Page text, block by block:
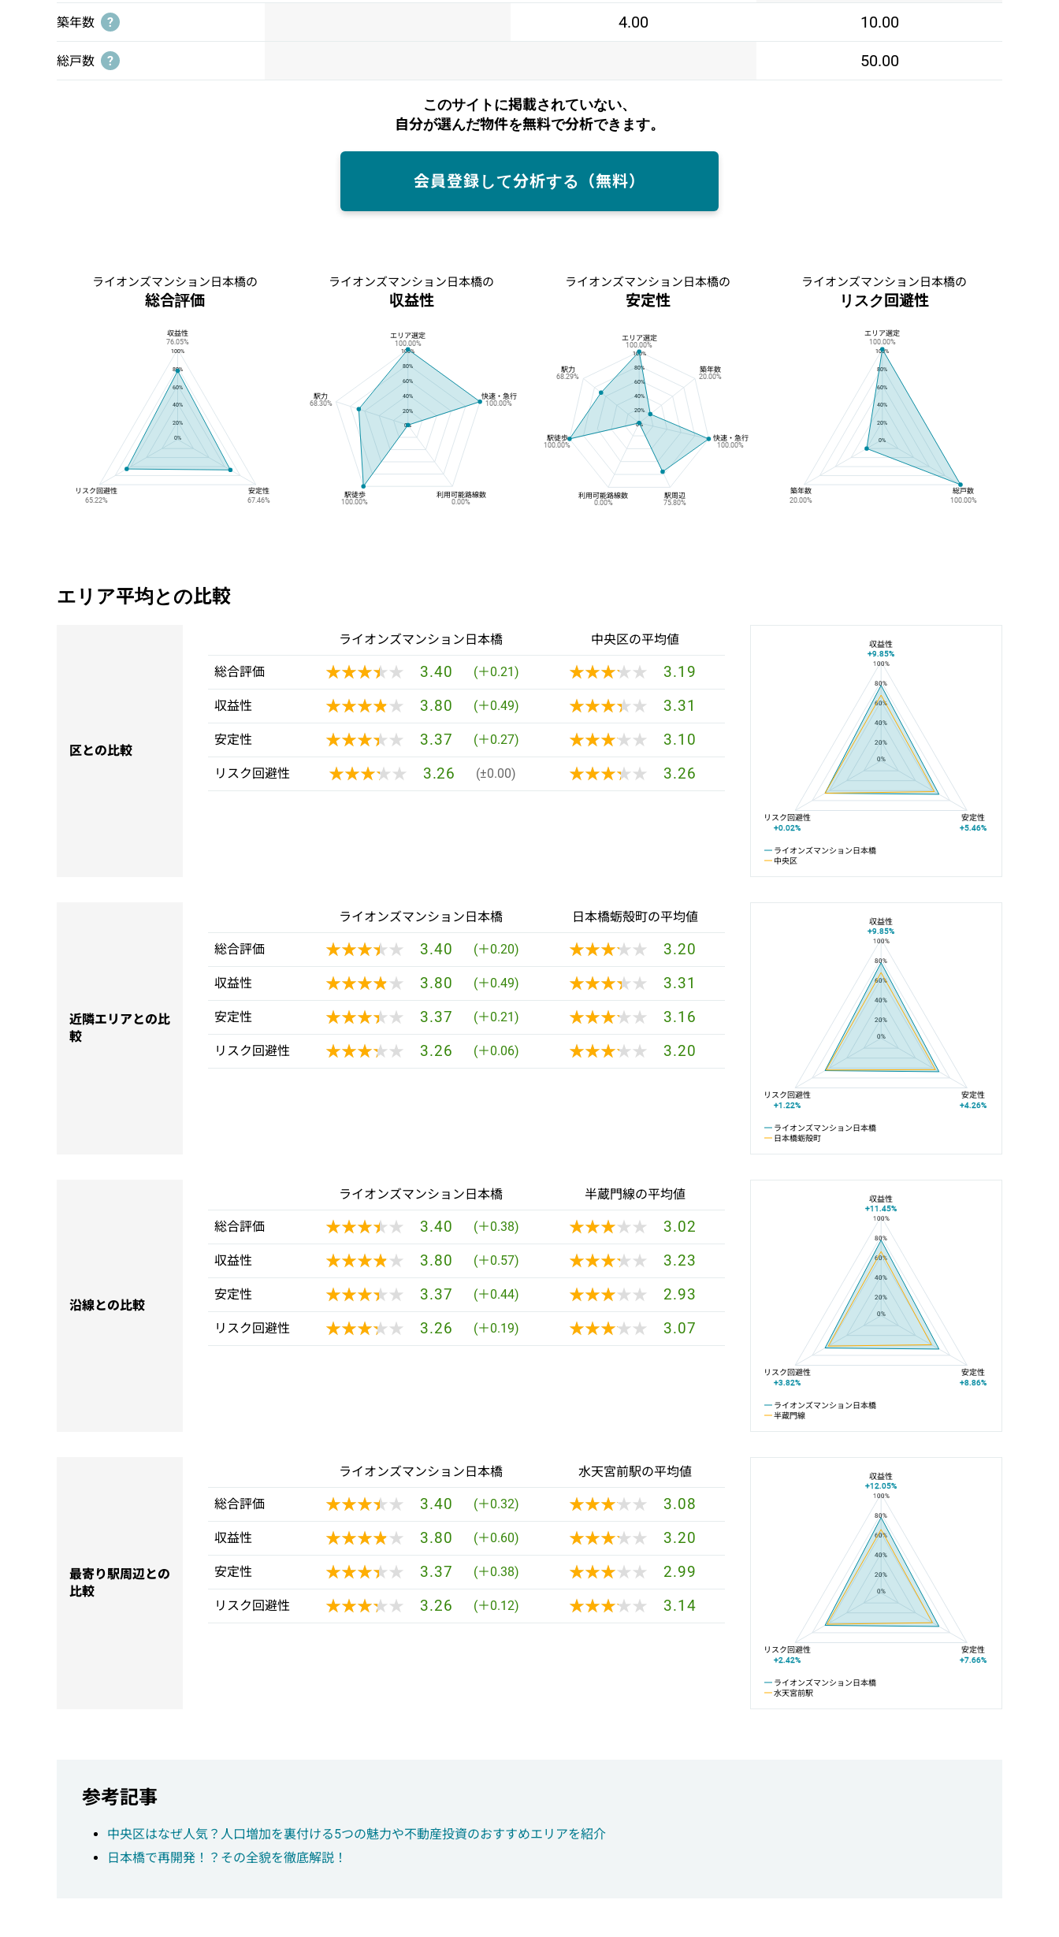
築年数 ? 4.00 10.00
総戸数 ? 50.00
このサイトに掲載されていない、
自分が選んだ物件を無料で分析できます。
会員登録して分析する（無料）
ライオンズマンション日本橋の
総合評価
ライオンズマンション日本橋の総合評価
100%
80%
60%
40%
20%
0%
収益性
76.05%
リスク回避性
65.22%
安定性
67.46%
ライオンズマンション日本橋の
収益性
ライオンズマンション日本橋の収益性
100%
80%
60%
40%
20%
0%
エリア選定
100.00%
駅力
68.30%
駅徒歩
100.00%
利用可能路線数
0.00%
快速・急行
100.00%
ライオンズマンション日本橋の
安定性
100%
80%
60%
40%
20%
0%
エリア選定
100.00%
駅力
68.29%
駅徒歩
100.00%
利用可能路線数
0.00%
駅周辺
75.80%
快速・急行
100.00%
築年数
20.00%
ライオンズマンション日本橋の
リスク回避性
ライオンズマンション日本橋のリスク回避性
100%
80%
60%
40%
20%
0%
エリア選定
100.00%
築年数
20.00%
総戸数
100.00%
エリア平均との比較
区との比較
ライオンズマンション日本橋 中央区の平均値
総合評価 ★★★★★
★★★★★ 3.40 (＋0.21) ★★★★★
★★★★★ 3.19
収益性 ★★★★★
★★★★★ 3.80 (＋0.49) ★★★★★
★★★★★ 3.31
安定性 ★★★★★
★★★★★ 3.37 (＋0.27) ★★★★★
★★★★★ 3.10
リスク回避性 ★★★★★
★★★★★ 3.26 (±0.00) ★★★★★
★★★★★ 3.26
ライオンズマンション日本橋と中央区の平均値の総合評価の比較
100%
80%
60%
40%
20%
0%
ライオンズマンション日本橋
中央区
収益性
+9.85%
リスク回避性
+0.02%
安定性
+5.46%
近隣エリアとの比
較
ライオンズマンション日本橋 日本橋蛎殻町の平均値
総合評価 ★★★★★
★★★★★ 3.40 (＋0.20) ★★★★★
★★★★★ 3.20
収益性 ★★★★★
★★★★★ 3.80 (＋0.49) ★★★★★
★★★★★ 3.31
安定性 ★★★★★
★★★★★ 3.37 (＋0.21) ★★★★★
★★★★★ 3.16
リスク回避性 ★★★★★
★★★★★ 3.26 (＋0.06) ★★★★★
★★★★★ 3.20
ライオンズマンション日本橋と日本橋蛎殻町の平均値の総合評価の比較
100%
80%
60%
40%
20%
0%
ライオンズマンション日本橋
日本橋蛎殻町
収益性
+9.85%
リスク回避性
+1.22%
安定性
+4.26%
沿線との比較
ライオンズマンション日本橋 半蔵門線の平均値
総合評価 ★★★★★
★★★★★ 3.40 (＋0.38) ★★★★★
★★★★★ 3.02
収益性 ★★★★★
★★★★★ 3.80 (＋0.57) ★★★★★
★★★★★ 3.23
安定性 ★★★★★
★★★★★ 3.37 (＋0.44) ★★★★★
★★★★★ 2.93
リスク回避性 ★★★★★
★★★★★ 3.26 (＋0.19) ★★★★★
★★★★★ 3.07
ライオンズマンション日本橋と半蔵門線の平均値の総合評価の比較
100%
80%
60%
40%
20%
0%
ライオンズマンション日本橋
半蔵門線
収益性
+11.45%
リスク回避性
+3.82%
安定性
+8.86%
最寄り駅周辺との
比較
ライオンズマンション日本橋 水天宮前駅の平均値
総合評価 ★★★★★
★★★★★ 3.40 (＋0.32) ★★★★★
★★★★★ 3.08
収益性 ★★★★★
★★★★★ 3.80 (＋0.60) ★★★★★
★★★★★ 3.20
安定性 ★★★★★
★★★★★ 3.37 (＋0.38) ★★★★★
★★★★★ 2.99
リスク回避性 ★★★★★
★★★★★ 3.26 (＋0.12) ★★★★★
★★★★★ 3.14
ライオンズマンション日本橋と水天宮前駅の平均値の総合評価の比較
100%
80%
60%
40%
20%
0%
ライオンズマンション日本橋
水天宮前駅
収益性
+12.05%
リスク回避性
+2.42%
安定性
+7.66%
参考記事
中央区はなぜ人気？人口増加を裏付ける5つの魅力や不動産投資のおすすめエリアを紹介
日本橋で再開発！？その全貌を徹底解説！